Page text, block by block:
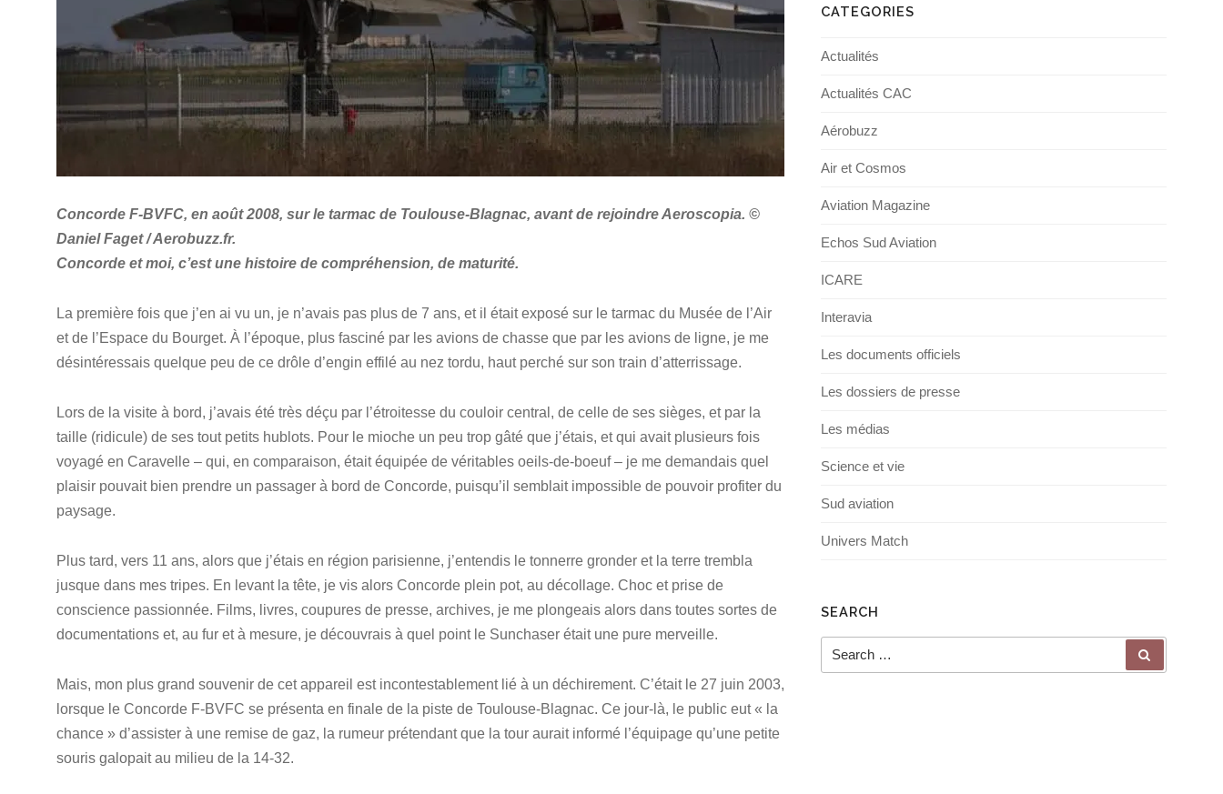
Concorde F-BVFC, en août 2008, sur le tarmac de Toulouse-Blagnac, avant de rejoindre Aeroscopia. ©
Daniel Faget / Aerobuzz.fr.
Concorde et moi, c’est une histoire de compréhension, de maturité.
La première fois que j’en ai vu un, je n’avais pas plus de 7 ans, et il était exposé sur le tarmac du Musée de l’Air
et de l’Espace du Bourget. À l’époque, plus fasciné par les avions de chasse que par les avions de ligne, je me
désintéressais quelque peu de ce drôle d’engin effilé au nez tordu, haut perché sur son train d’atterrissage.
Lors de la visite à bord, j’avais été très déçu par l’étroitesse du couloir central, de celle de ses sièges, et par la
taille (ridicule) de ses tout petits hublots. Pour le mioche un peu trop gâté que j’étais, et qui avait plusieurs fois
voyagé en Caravelle – qui, en comparaison, était équipée de véritables oeils-de-boeuf – je me demandais quel
plaisir pouvait bien prendre un passager à bord de Concorde, puisqu’il semblait impossible de pouvoir profiter du
paysage.
Plus tard, vers 11 ans, alors que j’étais en région parisienne, j’entendis le tonnerre gronder et la terre trembla
jusque dans mes tripes. En levant la tête, je vis alors Concorde plein pot, au décollage. Choc et prise de
conscience passionnée. Films, livres, coupures de presse, archives, je me plongeais alors dans toutes sortes de
documentations et, au fur et à mesure, je découvrais à quel point le Sunchaser était une pure merveille.
Mais, mon plus grand souvenir de cet appareil est incontestablement lié à un déchirement. C’était le 27 juin 2003,
lorsque le Concorde F-BVFC se présenta en finale de la piste de Toulouse-Blagnac. Ce jour-là, le public eut « la
chance » d’assister à une remise de gaz, la rumeur prétendant que la tour aurait informé l’équipage qu’une petite
souris galopait au milieu de la 14-32.
CATEGORIES
Actualités
Actualités CAC
Aérobuzz
Air et Cosmos
Aviation Magazine
Echos Sud Aviation
ICARE
Interavia
Les documents officiels
Les dossiers de presse
Les médias
Science et vie
Sud aviation
Univers Match
SEARCH
Search for: